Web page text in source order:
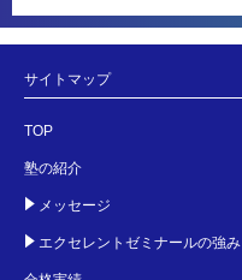
サイトマップ
TOP
塾の紹介
メッセージ
エクセレントゼミナールの強み